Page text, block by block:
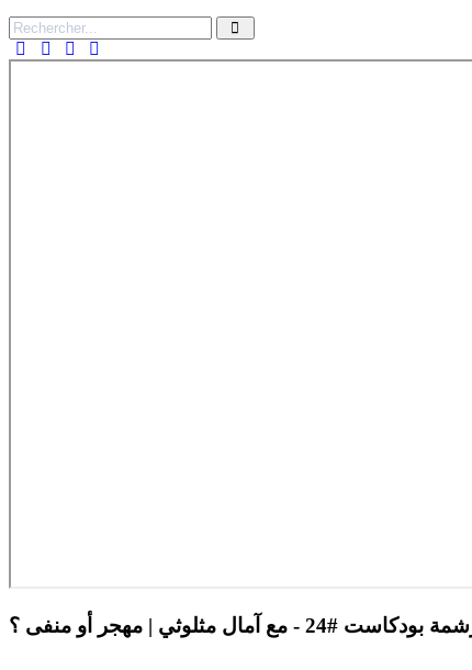
بودكاست #24 - مع آمال مثلوثي | مهجر أو منفى ؟